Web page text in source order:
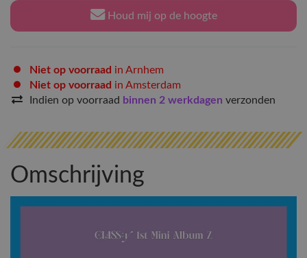
Houd mij op de hoogte
Niet op voorraad in Arnhem
Niet op voorraad in Amsterdam
Indien op voorraad binnen 2 werkdagen verzonden
Omschrijving